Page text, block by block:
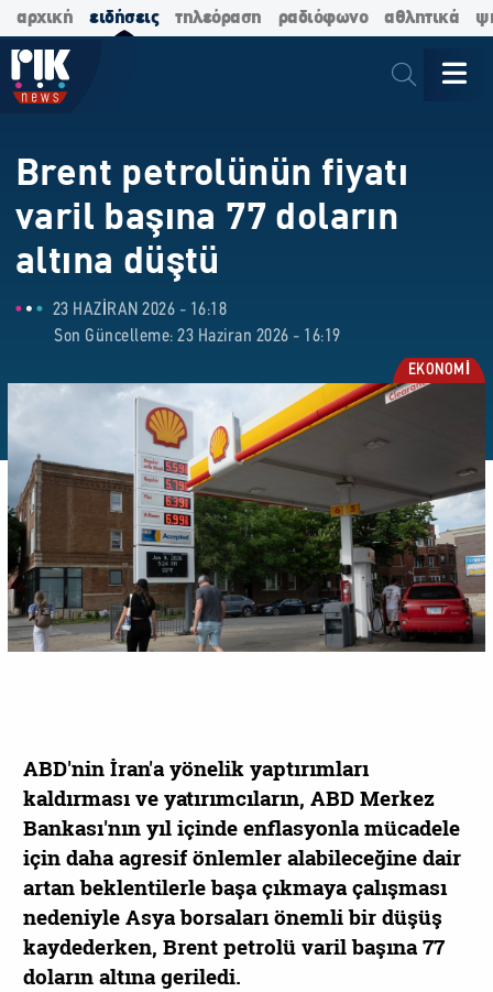
αρχική ειδήσεις τηλεόραση ραδιόφωνο αθλητικά
Brent petrolünün fiyatı
varil başına 77 doların
altına düştü
23 HAZIRAN 2026 - 16:18
Son Güncelleme: 23 Haziran 2026 - 16:19
EKONOMİ
ABD'nin İran'a yönelik yaptırımları
kaldırması ve yatırımcıların, ABD Merkez
Bankası'nın yıl içinde enflasyonla mücadele
için daha agresif önlemler alabileceğine dair
artan beklentilerle başa çıkmaya çalışması
nedeniyle Asya borsaları önemli bir düşüş
kaydederken, Brent petrolü varil başına 77
doların altına geriledi.